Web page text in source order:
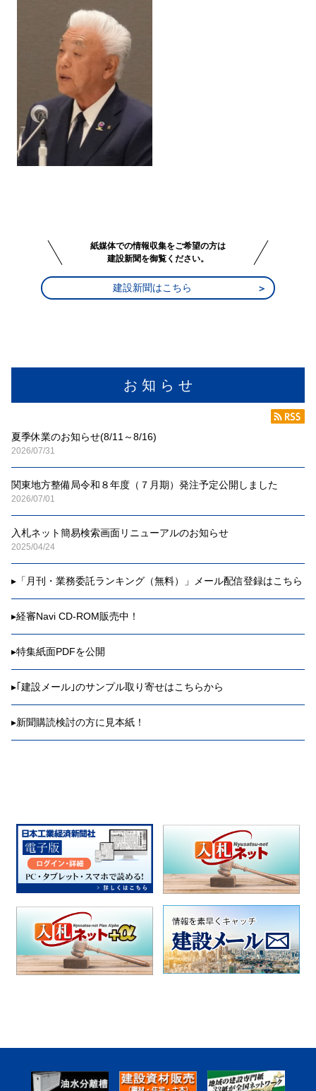
お 知 ら せ
夏季休業のお知らせ(8/11～8/16)
2026/07/31
関東地方整備局令和８年度（７月期）発注予定公開しました
2026/07/01
入札ネット簡易検索画面リニューアルのお知らせ
2025/04/24
▸ 「月刊・業務委託ランキング（無料）」メール配信登録はこちら
▸経審Navi CD-ROM販売中！
▸特集紙面PDFを公開
▸ ｢建設メール｣のサンプル取り寄せはこちらから
▸新聞購読検討の方に見本紙！
紙媒体での情報収集をご希望の方は
建設新聞を御覧ください。
建設新聞はこちら